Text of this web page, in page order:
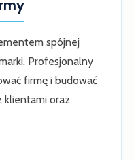
spójnej
Profesjonalny
firmę i budować
klientami oraz